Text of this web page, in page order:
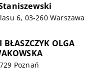
6, 03-260 Warszawa
BŁASZCZYK OLGA
Poznań